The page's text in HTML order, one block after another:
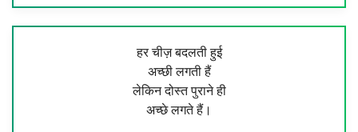
हर चीज़ बदलती हुई
अच्छी लगती हैं
लेकिन दोस्त पुराने ही
अच्छे लगते हैं।